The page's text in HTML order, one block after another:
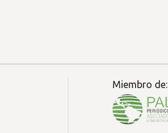
Miembro de: